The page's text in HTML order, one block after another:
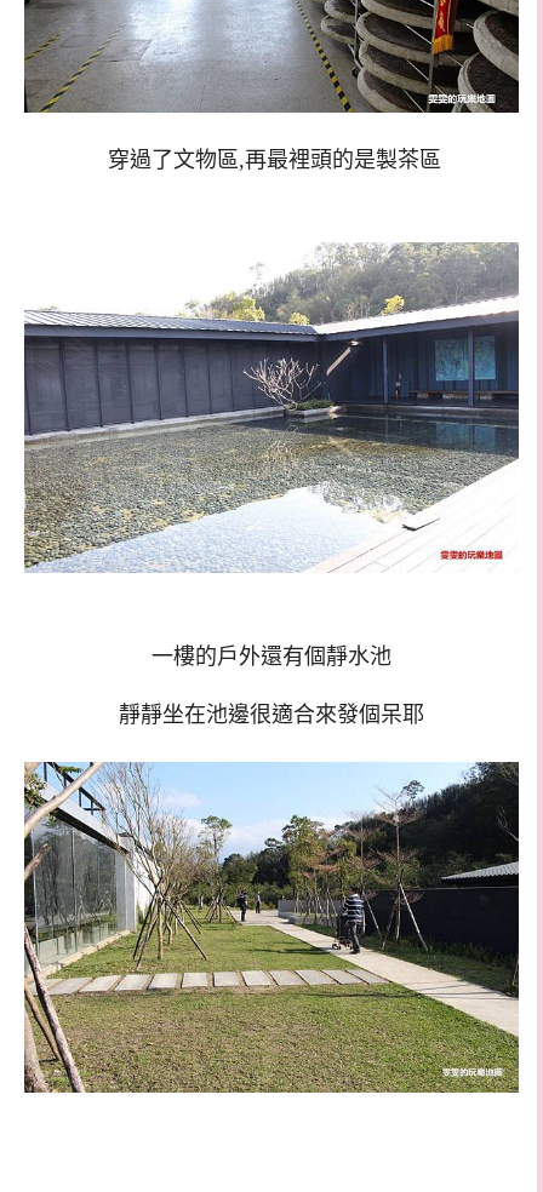
穿過了文物區,再最裡頭的是製茶區
一樓的戶外還有個靜水池
靜靜坐在池邊很適合來發個呆耶